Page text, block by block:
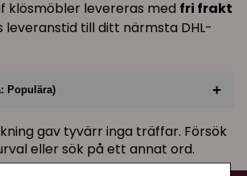
klösmöbler levereras med fri frakt
leveranstid till ditt närmsta DHL-
Populära) +
gav tyvärr inga träffar. Försök
eller sök på ett annat ord.